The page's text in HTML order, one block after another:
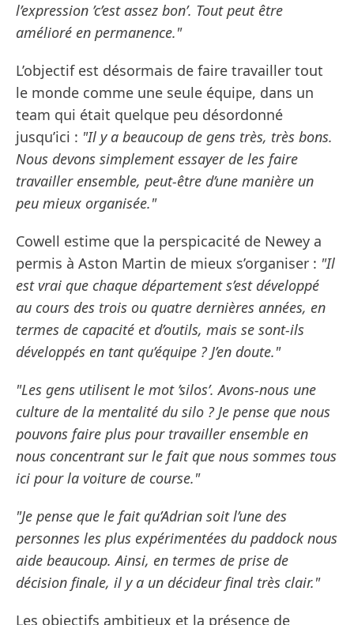
l’expression ’c’est assez bon’. Tout peut être
amélioré en permanence."
L’objectif est désormais de faire travailler tout
le monde comme une seule équipe, dans un
team qui était quelque peu désordonné
jusqu’ici : "Il y a beaucoup de gens très, très bons.
Nous devons simplement essayer de les faire
travailler ensemble, peut-être d’une manière un
peu mieux organisée."
Cowell estime que la perspicacité de Newey a
permis à Aston Martin de mieux s’organiser : "Il
est vrai que chaque département s’est développé
au cours des trois ou quatre dernières années, en
termes de capacité et d’outils, mais se sont-ils
développés en tant qu’équipe ? J’en doute."
"Les gens utilisent le mot ’silos’. Avons-nous une
culture de la mentalité du silo ? Je pense que nous
pouvons faire plus pour travailler ensemble en
nous concentrant sur le fait que nous sommes tous
ici pour la voiture de course."
"Je pense que le fait qu’Adrian soit l’une des
personnes les plus expérimentées du paddock nous
aide beaucoup. Ainsi, en termes de prise de
décision finale, il y a un décideur final très clair."
Les objectifs ambitieux et la présence de